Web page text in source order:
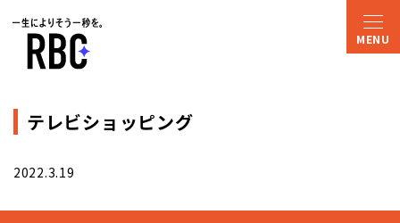
テレビショッピング
2022.3.19